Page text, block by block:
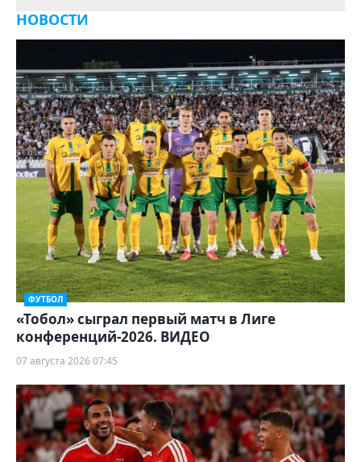
НОВОСТИ
ФУТБОЛ
«Тобол» сыграл первый матч в Лиге
конференций-2026. ВИДЕО
07 августа 2026 07:45